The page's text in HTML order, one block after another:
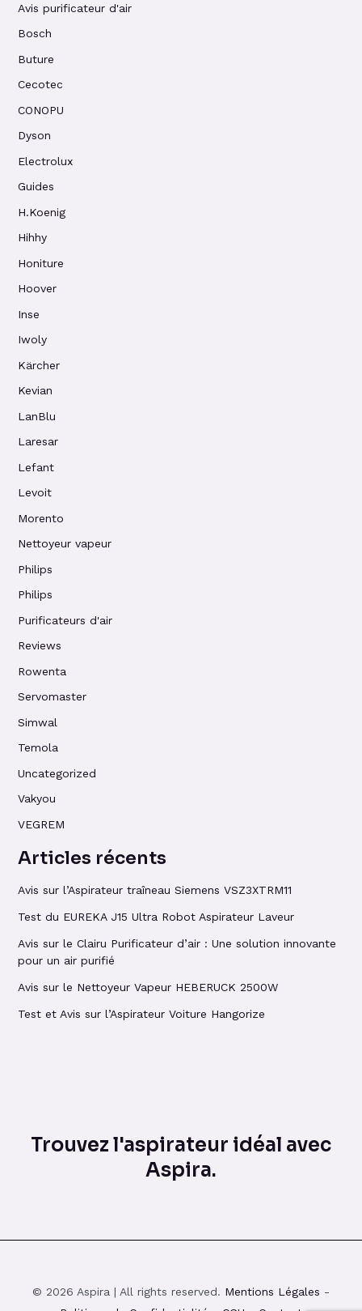
Avis purificateur d'air
Bosch
Buture
Cecotec
CONOPU
Dyson
Electrolux
Guides
H.Koenig
Hihhy
Honiture
Hoover
Inse
Iwoly
Kärcher
Kevian
LanBlu
Laresar
Lefant
Levoit
Morento
Nettoyeur vapeur
Philips
Philips
Purificateurs d'air
Reviews
Rowenta
Servomaster
Simwal
Temola
Uncategorized
Vakyou
VEGREM
Articles récents
Avis sur l’Aspirateur traîneau Siemens VSZ3XTRM11
Test du EUREKA J15 Ultra Robot Aspirateur Laveur
Avis sur le Clairu Purificateur d’air : Une solution innovante
pour un air purifié
Avis sur le Nettoyeur Vapeur HEBERUCK 2500W
Test et Avis sur l’Aspirateur Voiture Hangorize
Trouvez l'aspirateur idéal avec
Aspira.
© 2026 Aspira | All rights reserved. Mentions Légales -